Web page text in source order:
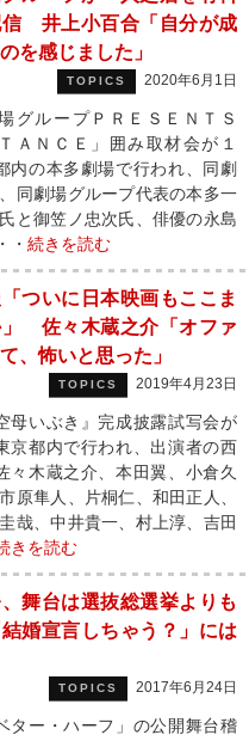
信 井上小百合「自分が成
を感じました」
TOPICS 2020年6月1日
グループＰＲＥＳＥＮＴＳ
ＡＮＣＥ」囲み取材会が１
内の本多劇場で行われ、同劇
同劇場グループ代表の本多一
と御笠ノ忠次氏、俳優の永島
・ 続きを読む
ついに日本映画もここま
」 佐々木蔵之介「オファ
、怖いと思った」
TOPICS 2019年4月23日
母いぶき』完成披露試写会が
京都内で行われ、出演者の西
々木蔵之介、本田翼、小倉久
原隼人、片桐仁、和田正人、
哉、中井貴一、村上淳、吉田
きを読む
舞台は選抜総選挙よりも
婚宣言しちゃう？」には
TOPICS 2017年6月24日
ター・ハーフ」の公開舞台稽